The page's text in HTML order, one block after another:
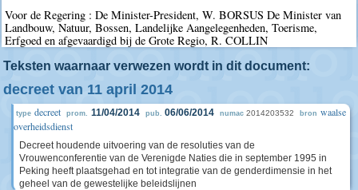
Voor de Regering : De Minister-President, W. BORSUS De Minister van
Landbouw, Natuur, Bossen, Landelijke Aangelegenheden, Toerisme,
Erfgoed en afgevaardigd bij de Grote Regio, R. COLLIN
Teksten waarnaar verwezen wordt in dit document:
decreet van 11 april 2014
type decreet prom. 11/04/2014 pub. 06/06/2014 numac 2014203532 bron waalse
overheidsdienst
Decreet houdende uitvoering van de resoluties van de
Vrouwenconferentie van de Verenigde Naties die in september 1995 in
Peking heeft plaatsgehad en tot integratie van de genderdimensie in het
geheel van de gewestelijke beleidslijnen